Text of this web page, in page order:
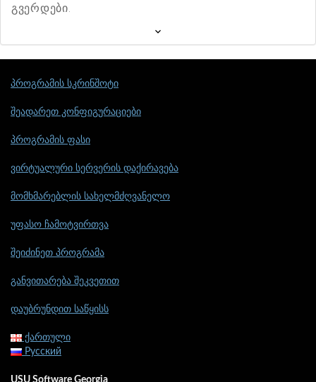
გვერდები.
პროგრამის სკრინშოტი
შეადარეთ კონფიგურაციები
პროგრამის ფასი
ვირტუალური სერვერის დაქირავება
მომხმარებლის სახელმძღვანელო
უფასო ჩამოტვირთვა
შეიძინეთ პროგრამა
განვითარება შეკვეთით
დაუბრუნდით საწყისს
ქართული
Русский
USU Software Georgia